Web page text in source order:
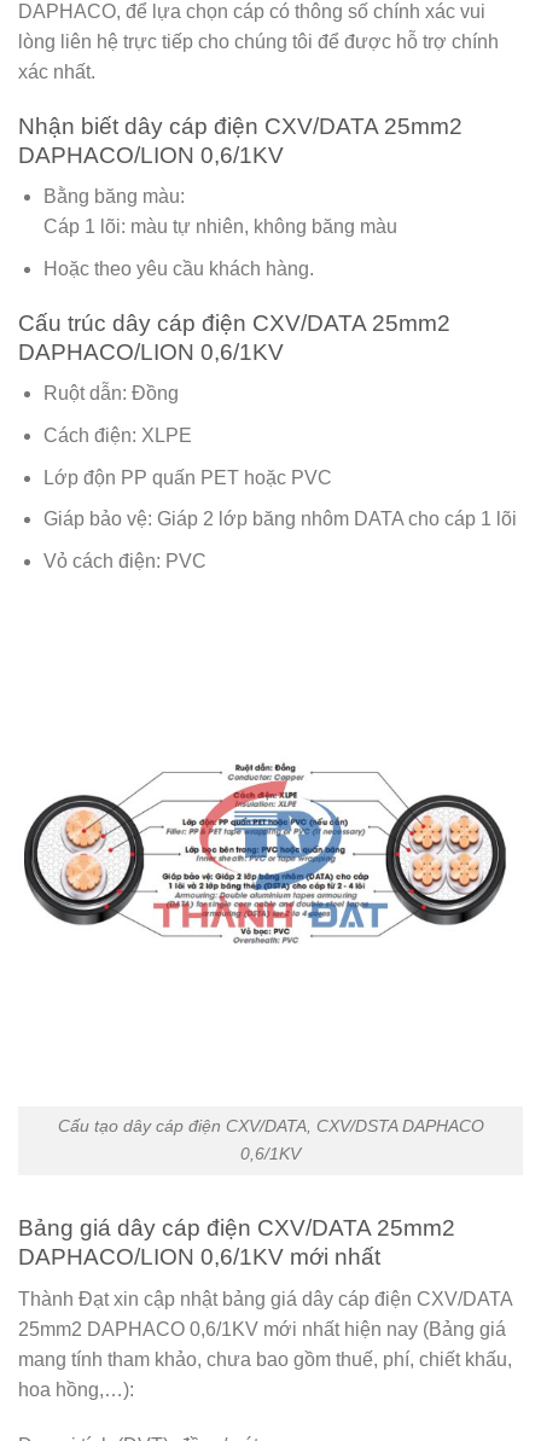
DAPHACO, để lựa chọn cáp có thông số chính xác vui
lòng liên hệ trực tiếp cho chúng tôi để được hỗ trợ chính
xác nhất.
Nhận biết dây cáp điện CXV/DATA 25mm2
DAPHACO/LION 0,6/1KV
Bằng băng màu:
Cáp 1 lõi: màu tự nhiên, không băng màu
Hoặc theo yêu cầu khách hàng.
Cấu trúc dây cáp điện CXV/DATA 25mm2
DAPHACO/LION 0,6/1KV
Ruột dẫn: Đồng
Cách điện: XLPE
Lớp độn PP quấn PET hoặc PVC
Giáp bảo vệ: Giáp 2 lớp băng nhôm DATA cho cáp 1 lõi
Vỏ cách điện: PVC
Cấu tạo dây cáp điện CXV/DATA, CXV/DSTA DAPHACO
0,6/1KV
Bảng giá dây cáp điện CXV/DATA 25mm2
DAPHACO/LION 0,6/1KV mới nhất
Thành Đạt xin cập nhật bảng giá dây cáp điện CXV/DATA
25mm2 DAPHACO 0,6/1KV mới nhất hiện nay (Bảng giá
mang tính tham khảo, chưa bao gồm thuế, phí, chiết khấu,
hoa hồng,…):